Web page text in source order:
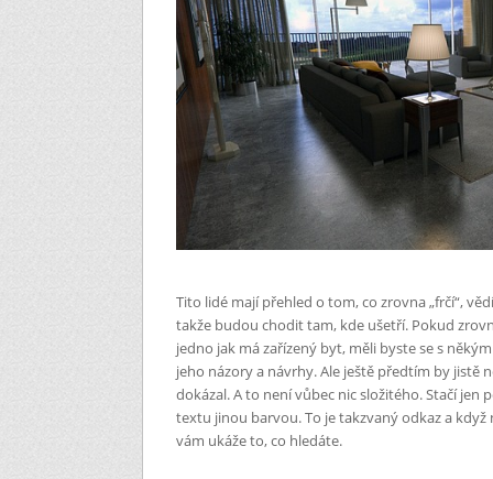
Tito lidé mají přehled o tom, co zrovna „frčí“,
takže budou chodit tam, kde ušetří. Pokud
jedno jak má zařízený byt, měli byste se s
jeho názory a návrhy. Ale ještě předtím by jistě
dokázal. A to není vůbec nic složitého. Stačí
textu jinou barvou. To je takzvaný odkaz a
vám ukáže to, co hledáte.